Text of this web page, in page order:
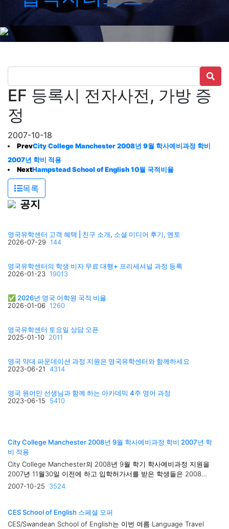
EF 등록시 전자사전, 가방 증
정
2007-10-18
PrevCity College Manchester 2008년 9월 학사예비과정 학비
2007년 학비 적용
NextHampstead School of English 10월 국적비율
목록
공지
영국유학센터 고객 혜택 | 친구 소개, 소셜 미디어 후기, 멘토
2026-07-29 144
영국유학센터의 학생 비자 무료 대행+ 프리세셔널 과정 등록
2026-01-23 19013
✅ 2026년 영국 어학원 국적 비율
2026-01-06 1260
영국유학센터 토요일 상담 오픈
2025-01-10 2011
영국 약대 파운데이션 과정 지원은 영국유학센터와 함께하세요
2023-06-21
4314
영국 원어민 선생님과 함께 하는 아카데믹 4주 영어 과정
2023-06-15
5410
City College Manchester 2008년 9월 학사예비과정 학비 2007년 학
비 적용
City College Manchester의 2008년 9월 학기 학사예비과정 지원을
2007년 11월30일 이전에 하고 입학허가서를 받은 학생들은 2008년
3월까지 학비 완납 할 경우 2007년 학비적용을 받을 수 있습니다. 현
2007-10-25 3524
CES School of English 스페셜 오퍼
CES/Swandean School of English는 이번 여름 Language Travel